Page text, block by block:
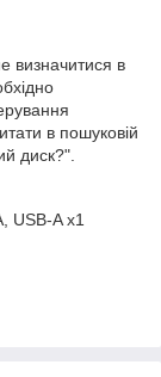
визначитися в
в пошуковій
диск?".
USB-A x1